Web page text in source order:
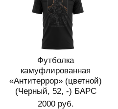
Футболка
камуфлированная
«Антитеррор» (цветной)
(Черный, 52, -) БАРС
2000 руб.